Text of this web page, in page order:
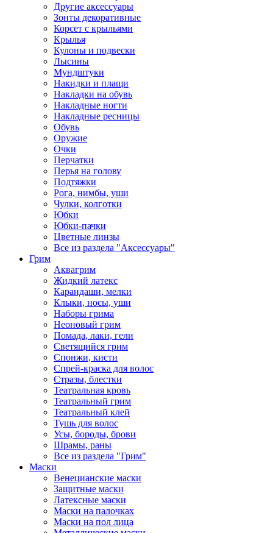
Другие аксессуары
Зонты декоративные
Корсет с крыльями
Крылья
Кулоны и подвески
Лысины
Мундштуки
Накидки и плащи
Накладки на обувь
Накладные ногти
Накладные ресницы
Обувь
Оружие
Очки
Перчатки
Перья на голову
Подтяжки
Рога, нимбы, уши
Чулки, колготки
Юбки
Юбки-пачки
Цветные линзы
Все из раздела "Аксессуары"
Грим
Аквагрим
Жидкий латекс
Карандаши, мелки
Клыки, носы, уши
Наборы грима
Неоновый грим
Помада, лаки, гели
Светящийся грим
Спонжи, кисти
Спрей-краска для волос
Стразы, блестки
Театральная кровь
Театральный грим
Театральный клей
Тушь для волос
Усы, бороды, брови
Шрамы, раны
Все из раздела "Грим"
Маски
Венецианские маски
Защитные маски
Латексные маски
Маски на палочках
Маски на пол лица